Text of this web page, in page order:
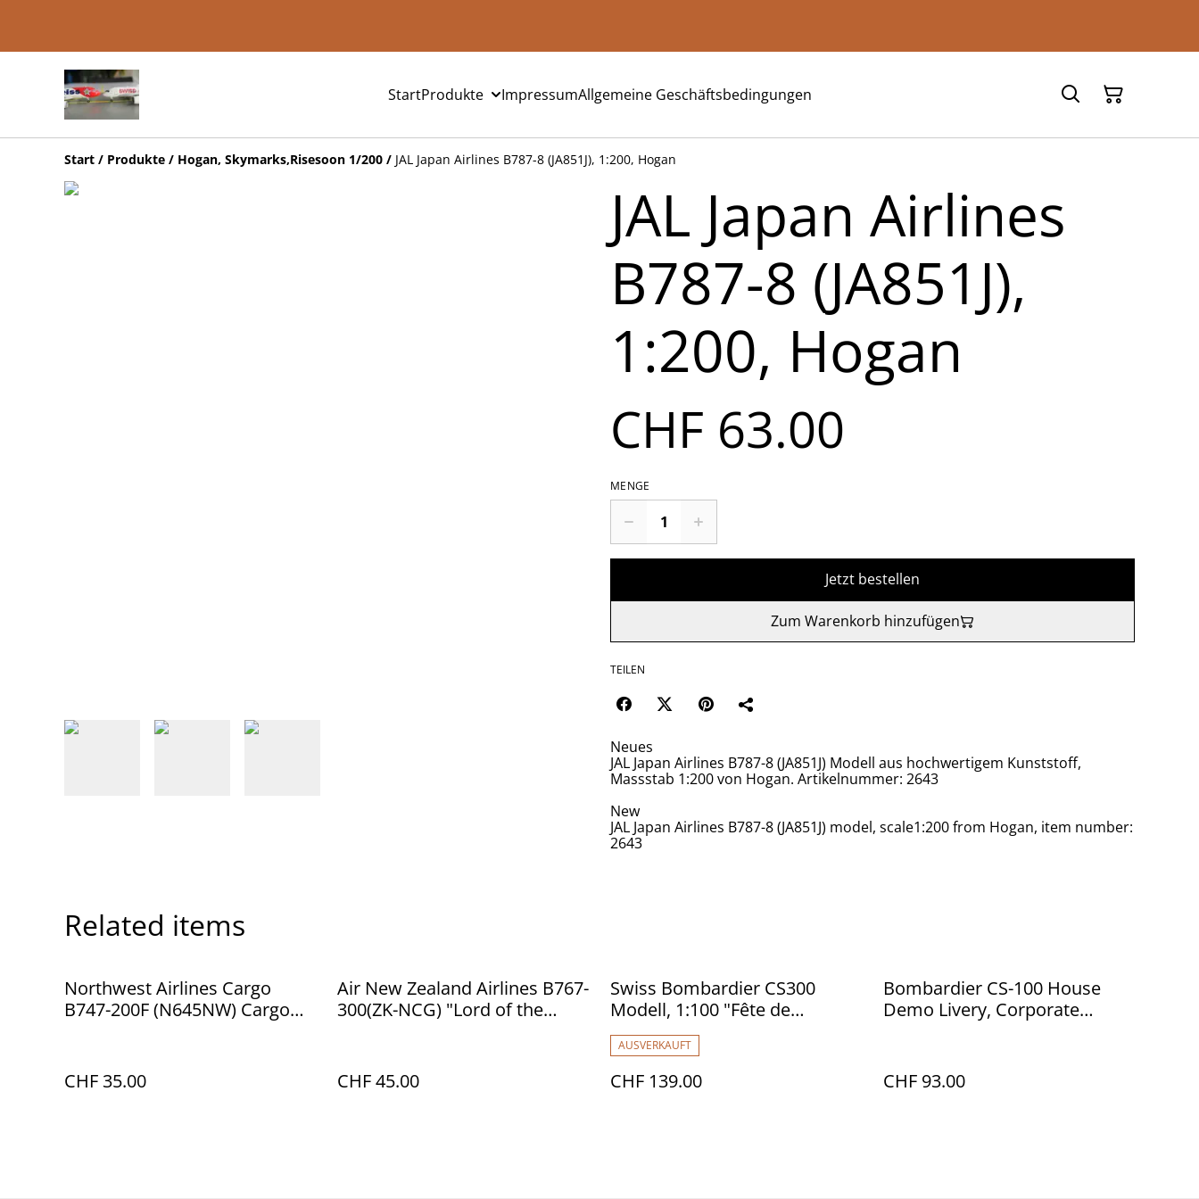
StartProdukte ImpressumAllgemeine Geschäftsbedingungen
Start / Produkte / Hogan, Skymarks,Risesoon 1/200 / JAL Japan Airlines B787-8 (JA851J), 1:200, Hogan
JAL Japan Airlines
B787-8 (JA851J),
1:200, Hogan
CHF 63.00
MENGE
Jetzt bestellen
Zum Warenkorb hinzufügen
TEILEN
Neues
JAL Japan Airlines B787-8 (JA851J) Modell aus hochwertigem Kunststoff,
Massstab 1:200 von Hogan. Artikelnummer: 2643
New
JAL Japan Airlines B787-8 (JA851J) model, scale1:200 from Hogan, item number:
2643
Related items
Northwest Airlines Cargo
B747-200F (N645NW) Cargo
CHF 35.00
Air New Zealand Airlines B767-
300(ZK-NCG) "Lord of the
CHF 45.00
Swiss Bombardier CS300
Modell, 1:100 "Fête de
Vignerons"
AUSVERKAUFT
CHF 139.00
Bombardier CS-100 House
Demo Livery, Corporate
CHF 93.00